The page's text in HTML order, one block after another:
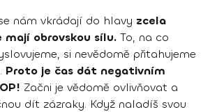
nám vkrádají do hlavy zcela
mají obrovskou sílu. To, na co
si nevědomě přitahujeme
Proto je čas dát negativním
Začni je vědomě ovlivňovat a
dít zázraky. Když naladíš svou